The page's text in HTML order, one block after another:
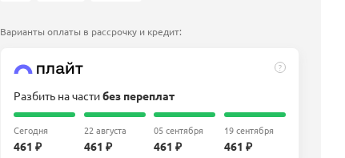
Варианты оплаты в рассрочку и кредит:
?
Разбить на частибез переплат
Сегодня
461 ₽
22 августа
461 ₽
05 сентября
461 ₽
19 сентября
461 ₽